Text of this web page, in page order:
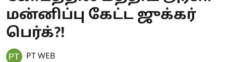
மன்னிப்பு கேட்ட ஜுக்கர்
பெர்க்?!
PT WEB